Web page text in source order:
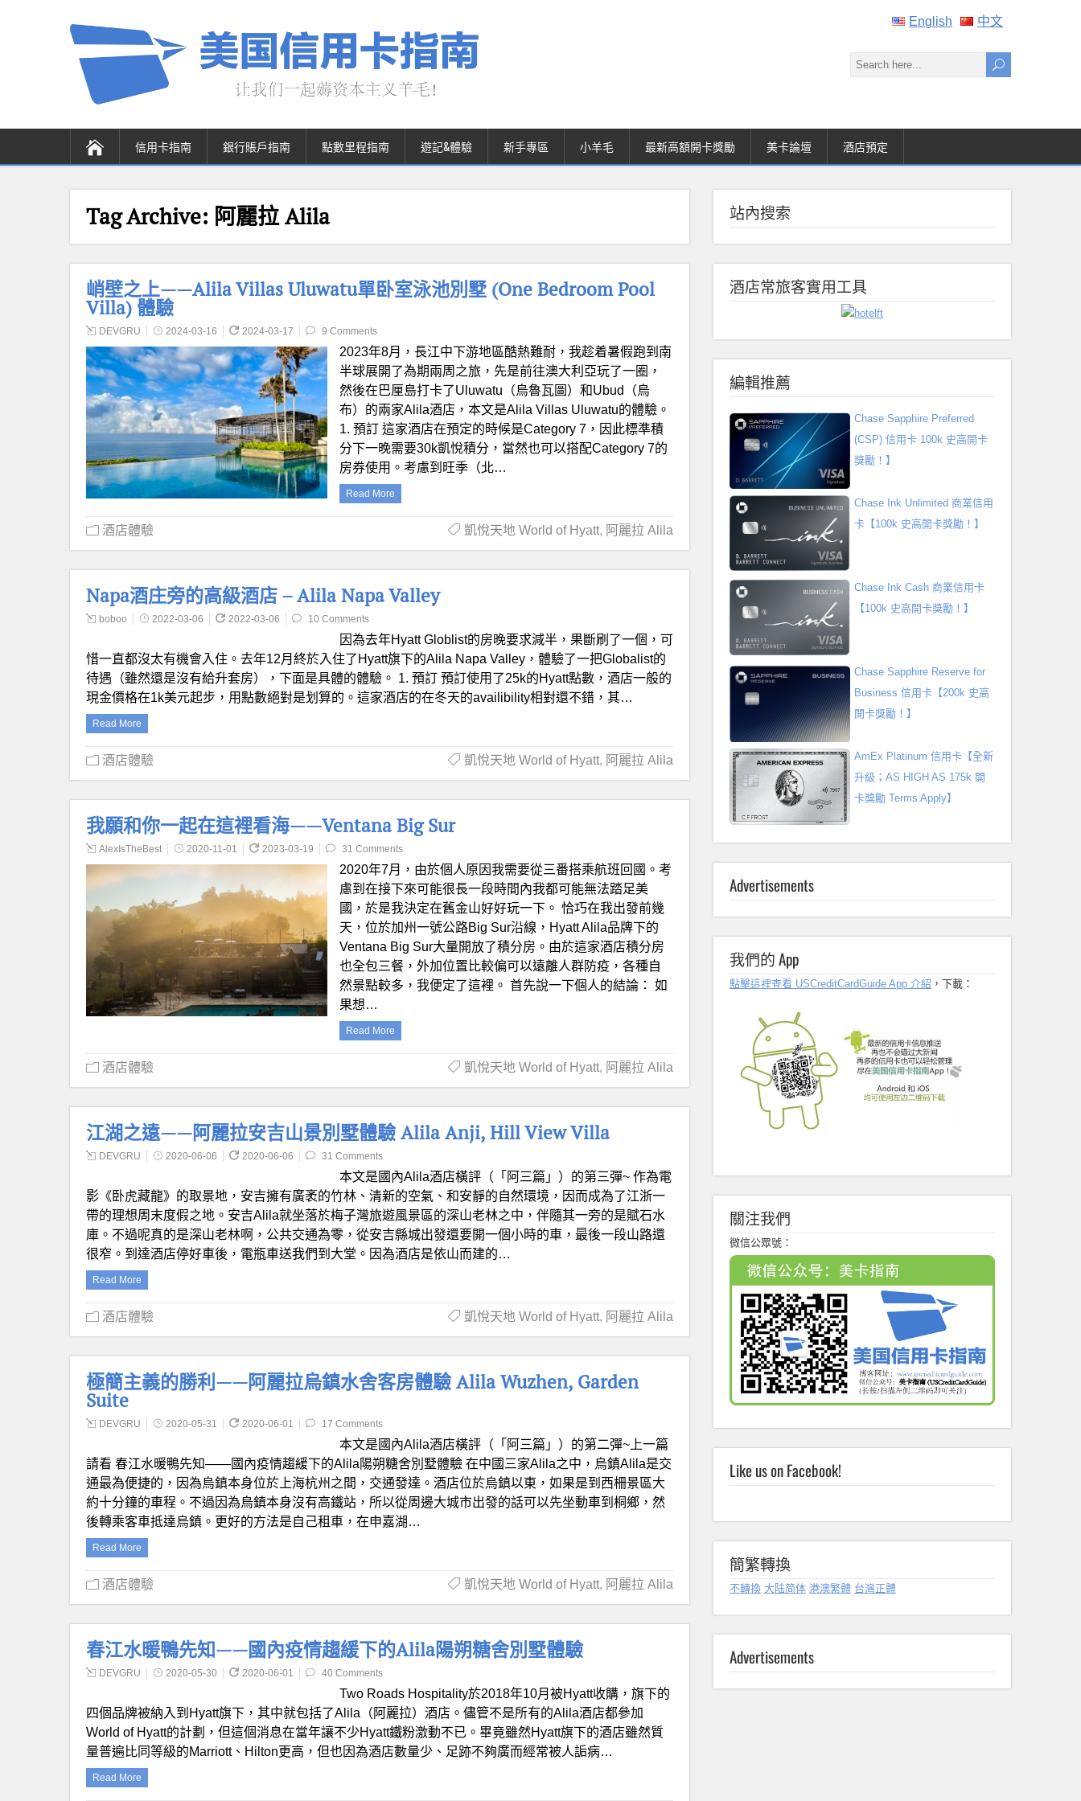
English 中文
信用卡指南 銀行賬戶指南 點數里程指南 遊記&體驗 新手專區 小羊毛 最新高額開卡獎勵 美卡論壇 酒店預定
Tag Archive: 阿麗拉 Alila
峭壁之上——Alila Villas Uluwatu單卧室泳池別墅 (One Bedroom Pool
Villa) 體驗
DEVGRU 2024-03-16 2024-03-17 9 Comments
2023年8月，長江中下游地區酷熱難耐，我趁着暑假跑到南
半球展開了為期兩周之旅，先是前往澳大利亞玩了一圈，
然後在巴厘島打卡了Uluwatu（烏魯瓦圖）和Ubud（烏
布）的兩家Alila酒店，本文是Alila Villas Uluwatu的體驗。
1. 預訂 這家酒店在預定的時候是Category 7，因此標準積
分下一晚需要30k凱悅積分，當然也可以搭配Category 7的
房券使用。考慮到旺季（北…
Read More
酒店體驗 凱悅天地 World of Hyatt, 阿麗拉 Alila
Napa酒庄旁的高級酒店 – Alila Napa Valley
boboo 2022-03-06 2022-03-06 10 Comments
因為去年Hyatt Globlist的房晚要求減半，果斷刷了一個，可
惜一直都沒太有機會入住。去年12月終於入住了Hyatt旗下的Alila Napa Valley，體驗了一把Globalist的
待遇（雖然還是沒有給升套房），下面是具體的體驗。 1. 預訂 預訂使用了25k的Hyatt點數，酒店一般的
現金價格在1k美元起步，用點數絕對是划算的。這家酒店的在冬天的availibility相對還不錯，其…
Read More
酒店體驗 凱悅天地 World of Hyatt, 阿麗拉 Alila
我願和你一起在這裡看海——Ventana Big Sur
AlexIsTheBest 2020-11-01 2023-03-19 31 Comments
2020年7月，由於個人原因我需要從三番搭乘航班回國。考
慮到在接下來可能很長一段時間內我都可能無法踏足美
國，於是我決定在舊金山好好玩一下。 恰巧在我出發前幾
天，位於加州一號公路Big Sur沿線，Hyatt Alila品牌下的
Ventana Big Sur大量開放了積分房。由於這家酒店積分房
也全包三餐，外加位置比較偏可以遠離人群防疫，各種自
然景點較多，我便定了這裡。 首先說一下個人的結論： 如
果想…
Read More
酒店體驗 凱悅天地 World of Hyatt, 阿麗拉 Alila
江湖之遠——阿麗拉安吉山景別墅體驗 Alila Anji, Hill View Villa
DEVGRU 2020-06-06 2020-06-06 31 Comments
本文是國內Alila酒店橫評（「阿三篇」）的第三彈~ 作為電
影《卧虎藏龍》的取景地，安吉擁有廣袤的竹林、清新的空氣、和安靜的自然環境，因而成為了江浙一
帶的理想周末度假之地。安吉Alila就坐落於梅子灣旅遊風景區的深山老林之中，伴隨其一旁的是賦石水
庫。不過呢真的是深山老林啊，公共交通為零，從安吉縣城出發還要開一個小時的車，最後一段山路還
很窄。到達酒店停好車後，電瓶車送我們到大堂。因為酒店是依山而建的…
Read More
酒店體驗 凱悅天地 World of Hyatt, 阿麗拉 Alila
極簡主義的勝利——阿麗拉烏鎮水舍客房體驗 Alila Wuzhen, Garden
Suite
DEVGRU 2020-05-31 2020-06-01 17 Comments
本文是國內Alila酒店橫評（「阿三篇」）的第二彈~上一篇
請看 春江水暖鴨先知——國內疫情趨緩下的Alila陽朔糖舍別墅體驗 在中國三家Alila之中，烏鎮Alila是交
通最為便捷的，因為烏鎮本身位於上海杭州之間，交通發達。酒店位於烏鎮以東，如果是到西柵景區大
約十分鐘的車程。不過因為烏鎮本身沒有高鐵站，所以從周邊大城市出發的話可以先坐動車到桐鄉，然
後轉乘客車抵達烏鎮。更好的方法是自己租車，在申嘉湖…
Read More
酒店體驗 凱悅天地 World of Hyatt, 阿麗拉 Alila
春江水暖鴨先知——國內疫情趨緩下的Alila陽朔糖舍別墅體驗
DEVGRU 2020-05-30 2020-06-01 40 Comments
Two Roads Hospitality於2018年10月被Hyatt收購，旗下的
四個品牌被納入到Hyatt旗下，其中就包括了Alila（阿麗拉）酒店。儘管不是所有的Alila酒店都參加
World of Hyatt的計劃，但這個消息在當年讓不少Hyatt鐵粉激動不已。畢竟雖然Hyatt旗下的酒店雖然質
量普遍比同等級的Marriott、Hilton更高，但也因為酒店數量少、足跡不夠廣而經常被人詬病…
Read More
站內搜索
酒店常旅客實用工具
編輯推薦
Chase Sapphire Preferred
(CSP) 信用卡 100k 史高開卡
獎勵！】
Chase Ink Unlimited 商業信用
卡【100k 史高開卡獎勵！】
Chase Ink Cash 商業信用卡
【100k 史高開卡獎勵！】
Chase Sapphire Reserve for
Business 信用卡【200k 史高
開卡獎勵！】
AmEx Platinum 信用卡【全新
升級；AS HIGH AS 175k 開
卡獎勵 Terms Apply】
Advertisements
我們的 App
點擊這裡查看 USCreditCardGuide App 介紹 ，下載：
關注我們
微信公眾號：
Like us on Facebook!
簡繁轉換
不轉換 大陆简体 港澳繁體 台灣正體
Advertisements